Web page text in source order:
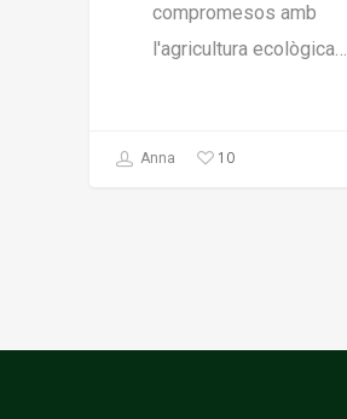
compromesos amb
l'agricultura ecològica…
Anna 10